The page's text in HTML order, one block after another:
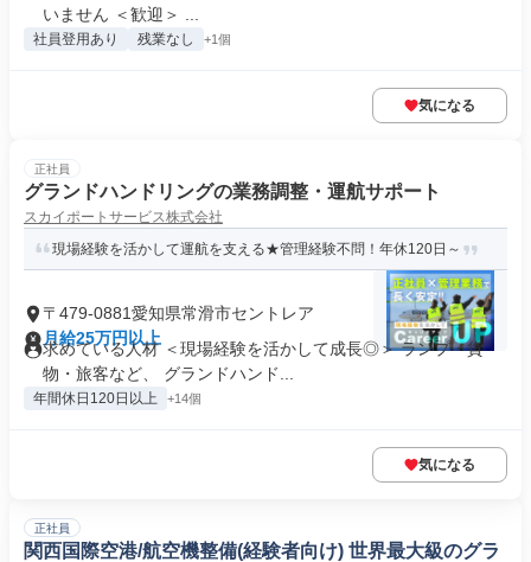
いません ＜歓迎＞ ...
社員登用あり 残業なし +1個
気になる
正社員
グランドハンドリングの業務調整・運航サポート
スカイポートサービス株式会社
現場経験を活かして運航を支える★管理経験不問！年休120日～
〒479-0881愛知県常滑市セントレア
月給25万円以上
求めている人材 ＜現場経験を活かして成長◎＞ ランプ・貨
物・旅客など、 グランドハンド...
年間休日120日以上 +14個
気になる
正社員
関西国際空港/航空機整備(経験者向け) 世界最大級のグラ